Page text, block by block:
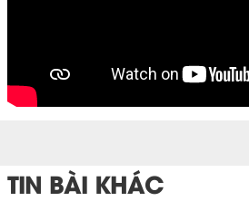
TIN BÀI KHÁC